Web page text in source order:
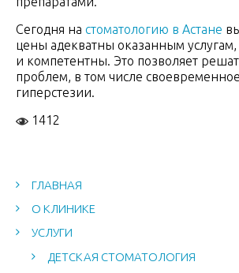
Сегодня на стоматологию в Астане
цены адекватны оказанным
и компетентны. Это позволяет
проблем, в том числе
гиперстезии.
1412
ГЛАВНАЯ
О КЛИНИКЕ
УСЛУГИ
ДЕТСКАЯ СТОМАТОЛОГИЯ